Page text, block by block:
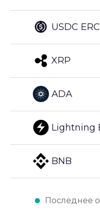
USDC
XRP
ADA
Lightning
BNB
Последнее